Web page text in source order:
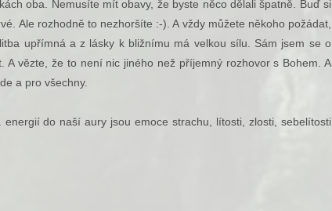
oba. Nemusíte mít obavy, že byste něco dělali špatně. Buď si
Ale rozhodně to nezhoršíte :-). A vždy můžete někoho požádat,
upřímná a z lásky k bližnímu má velkou sílu. Sám jsem se o
A vězte, že to není nic jiného než příjemný rozhovor s Bohem. A
a pro všechny.
do naší aury jsou emoce strachu, lítosti, zlosti, sebelítosti